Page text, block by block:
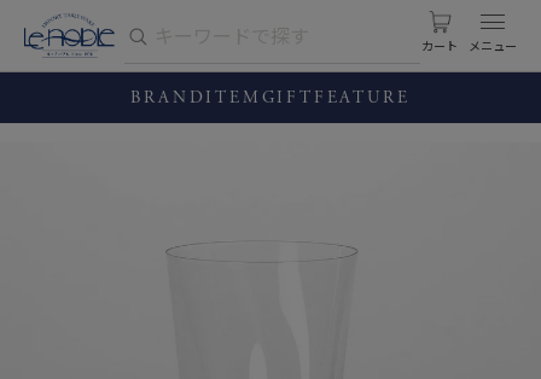
カート
BRANDITEM GIFT FEATURE